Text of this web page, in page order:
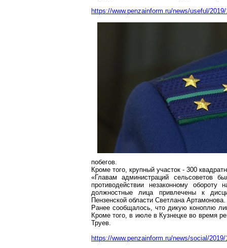
https://www.penzainform.ru/news/useful/
побегов.
Кроме того, крупный участок - 300
«Главам администраций сельсоветов
противодействии незаконному обороту
должностные лица привлечены к
Пензенской области Светлана Артамонова.
Ранее сообщалось, что дикую коноплю
Кроме того, в июле в Кузнецке во время
Труев.
https://www.penzainform.ru/news/social/